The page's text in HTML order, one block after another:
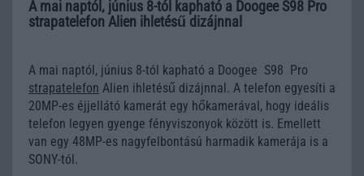
A mai naptól, június 8-tól kapható a Doogee S98 Pro
strapatelefon Alien ihletésű dizájnnal
A mai naptól, június 8-tól kapható a Doogee S98 Pro
strapatelefon Alien ihletésű dizájnnal. A telefon egyesíti a
20MP-es éjjellátó kamerát egy hőkamerával, hogy ideális
telefon legyen gyenge fényviszonyok között is. Emellett
van egy 48MP-es nagyfelbontású harmadik kamerája is a
SONY-tól.